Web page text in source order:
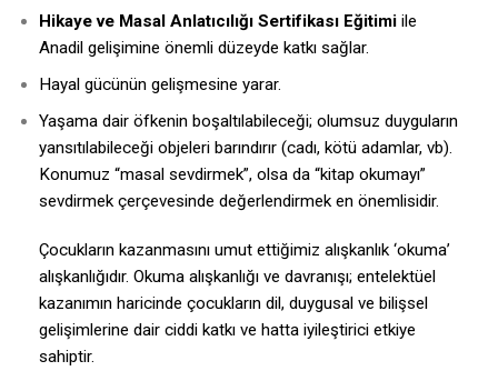
Hikaye ve Masal Anlatıcılığı Sertifikası Eğitimi ile
Anadil gelişimine önemli düzeyde katkı sağlar.
Hayal gücünün gelişmesine yarar.
Yaşama dair öfkenin boşaltılabileceği; olumsuz duyguların
yansıtılabileceği objeleri barındırır (cadı, kötü adamlar, vb).
Konumuz “masal sevdirmek”, olsa da “kitap okumayı”
sevdirmek çerçevesinde değerlendirmek en önemlisidir.
Çocukların kazanmasını umut ettiğimiz alışkanlık ‘okuma’
alışkanlığıdır. Okuma alışkanlığı ve davranışı; entelektüel
kazanımın haricinde çocukların dil, duygusal ve bilişsel
gelişimlerine dair ciddi katkı ve hatta iyileştirici etkiye
sahiptir.